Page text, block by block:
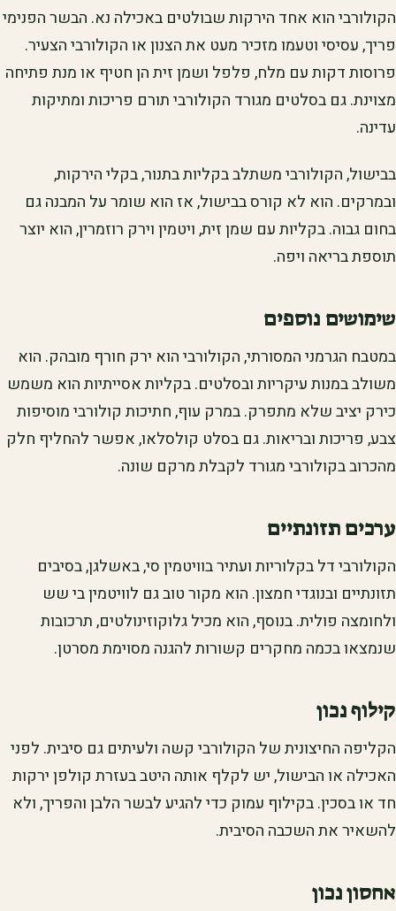
הקולורבי הוא אחד הירקות שבולטים באכילה נא. הבשר הפנימי
פריך, עסיסי וטעמו מזכיר מעט את הצנון או הקולורבי הצעיר.
פרוסות דקות עם מלח, פלפל ושמן זית הן חטיף או מנת פתיחה
מצוינת. גם בסלטים מגורד הקולורבי תורם פריכות ומתיקות
עדינה.
בבישול, הקולורבי משתלב בקליות בתנור, בקלי הירקות,
ובמרקים. הוא לא קורס בבישול, אז הוא שומר על המבנה גם
בחום גבוה. בקליות עם שמן זית, ויטמין וירק רוזמרין, הוא יוצר
תוספת בריאה ויפה.
שימושים נוספים
במטבח הגרמני המסורתי, הקולורבי הוא ירק חורף מובהק. הוא
משולב במנות עיקריות ובסלטים. בקליות אסייתיות הוא משמש
כירק יציב שלא מתפרק. במרק עוף, חתיכות קולורבי מוסיפות
צבע, פריכות ובריאות. גם בסלט קולסלאו, אפשר להחליף חלק
מהכרוב בקולורבי מגורד לקבלת מרקם שונה.
ערכים תזונתיים
הקולורבי דל בקלוריות ועתיר בוויטמין סי, באשלגן, בסיבים
תזונתיים ובנוגדי חמצון. הוא מקור טוב גם לוויטמין בי שש
ולחומצה פולית. בנוסף, הוא מכיל גלוקוזינולטים, תרכובות
שנמצאו בכמה מחקרים קשורות להגנה מסוימת מסרטן.
קילוף נכון
הקליפה החיצונית של הקולורבי קשה ולעיתים גם סיבית. לפני
האכילה או הבישול, יש לקלף אותה היטב בעזרת קולפן ירקות
חד או בסכין. בקילוף עמוק כדי להגיע לבשר הלבן והפריך, ולא
להשאיר את השכבה הסיבית.
אחסון נכון